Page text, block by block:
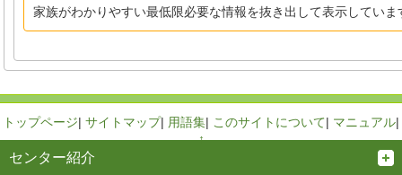
家族がわかりやすい最低限必要な情報を抜き出して表示していま
トップページ| サイトマップ| 用語集| このサイトについて| マニュアル|
↑
センター紹介